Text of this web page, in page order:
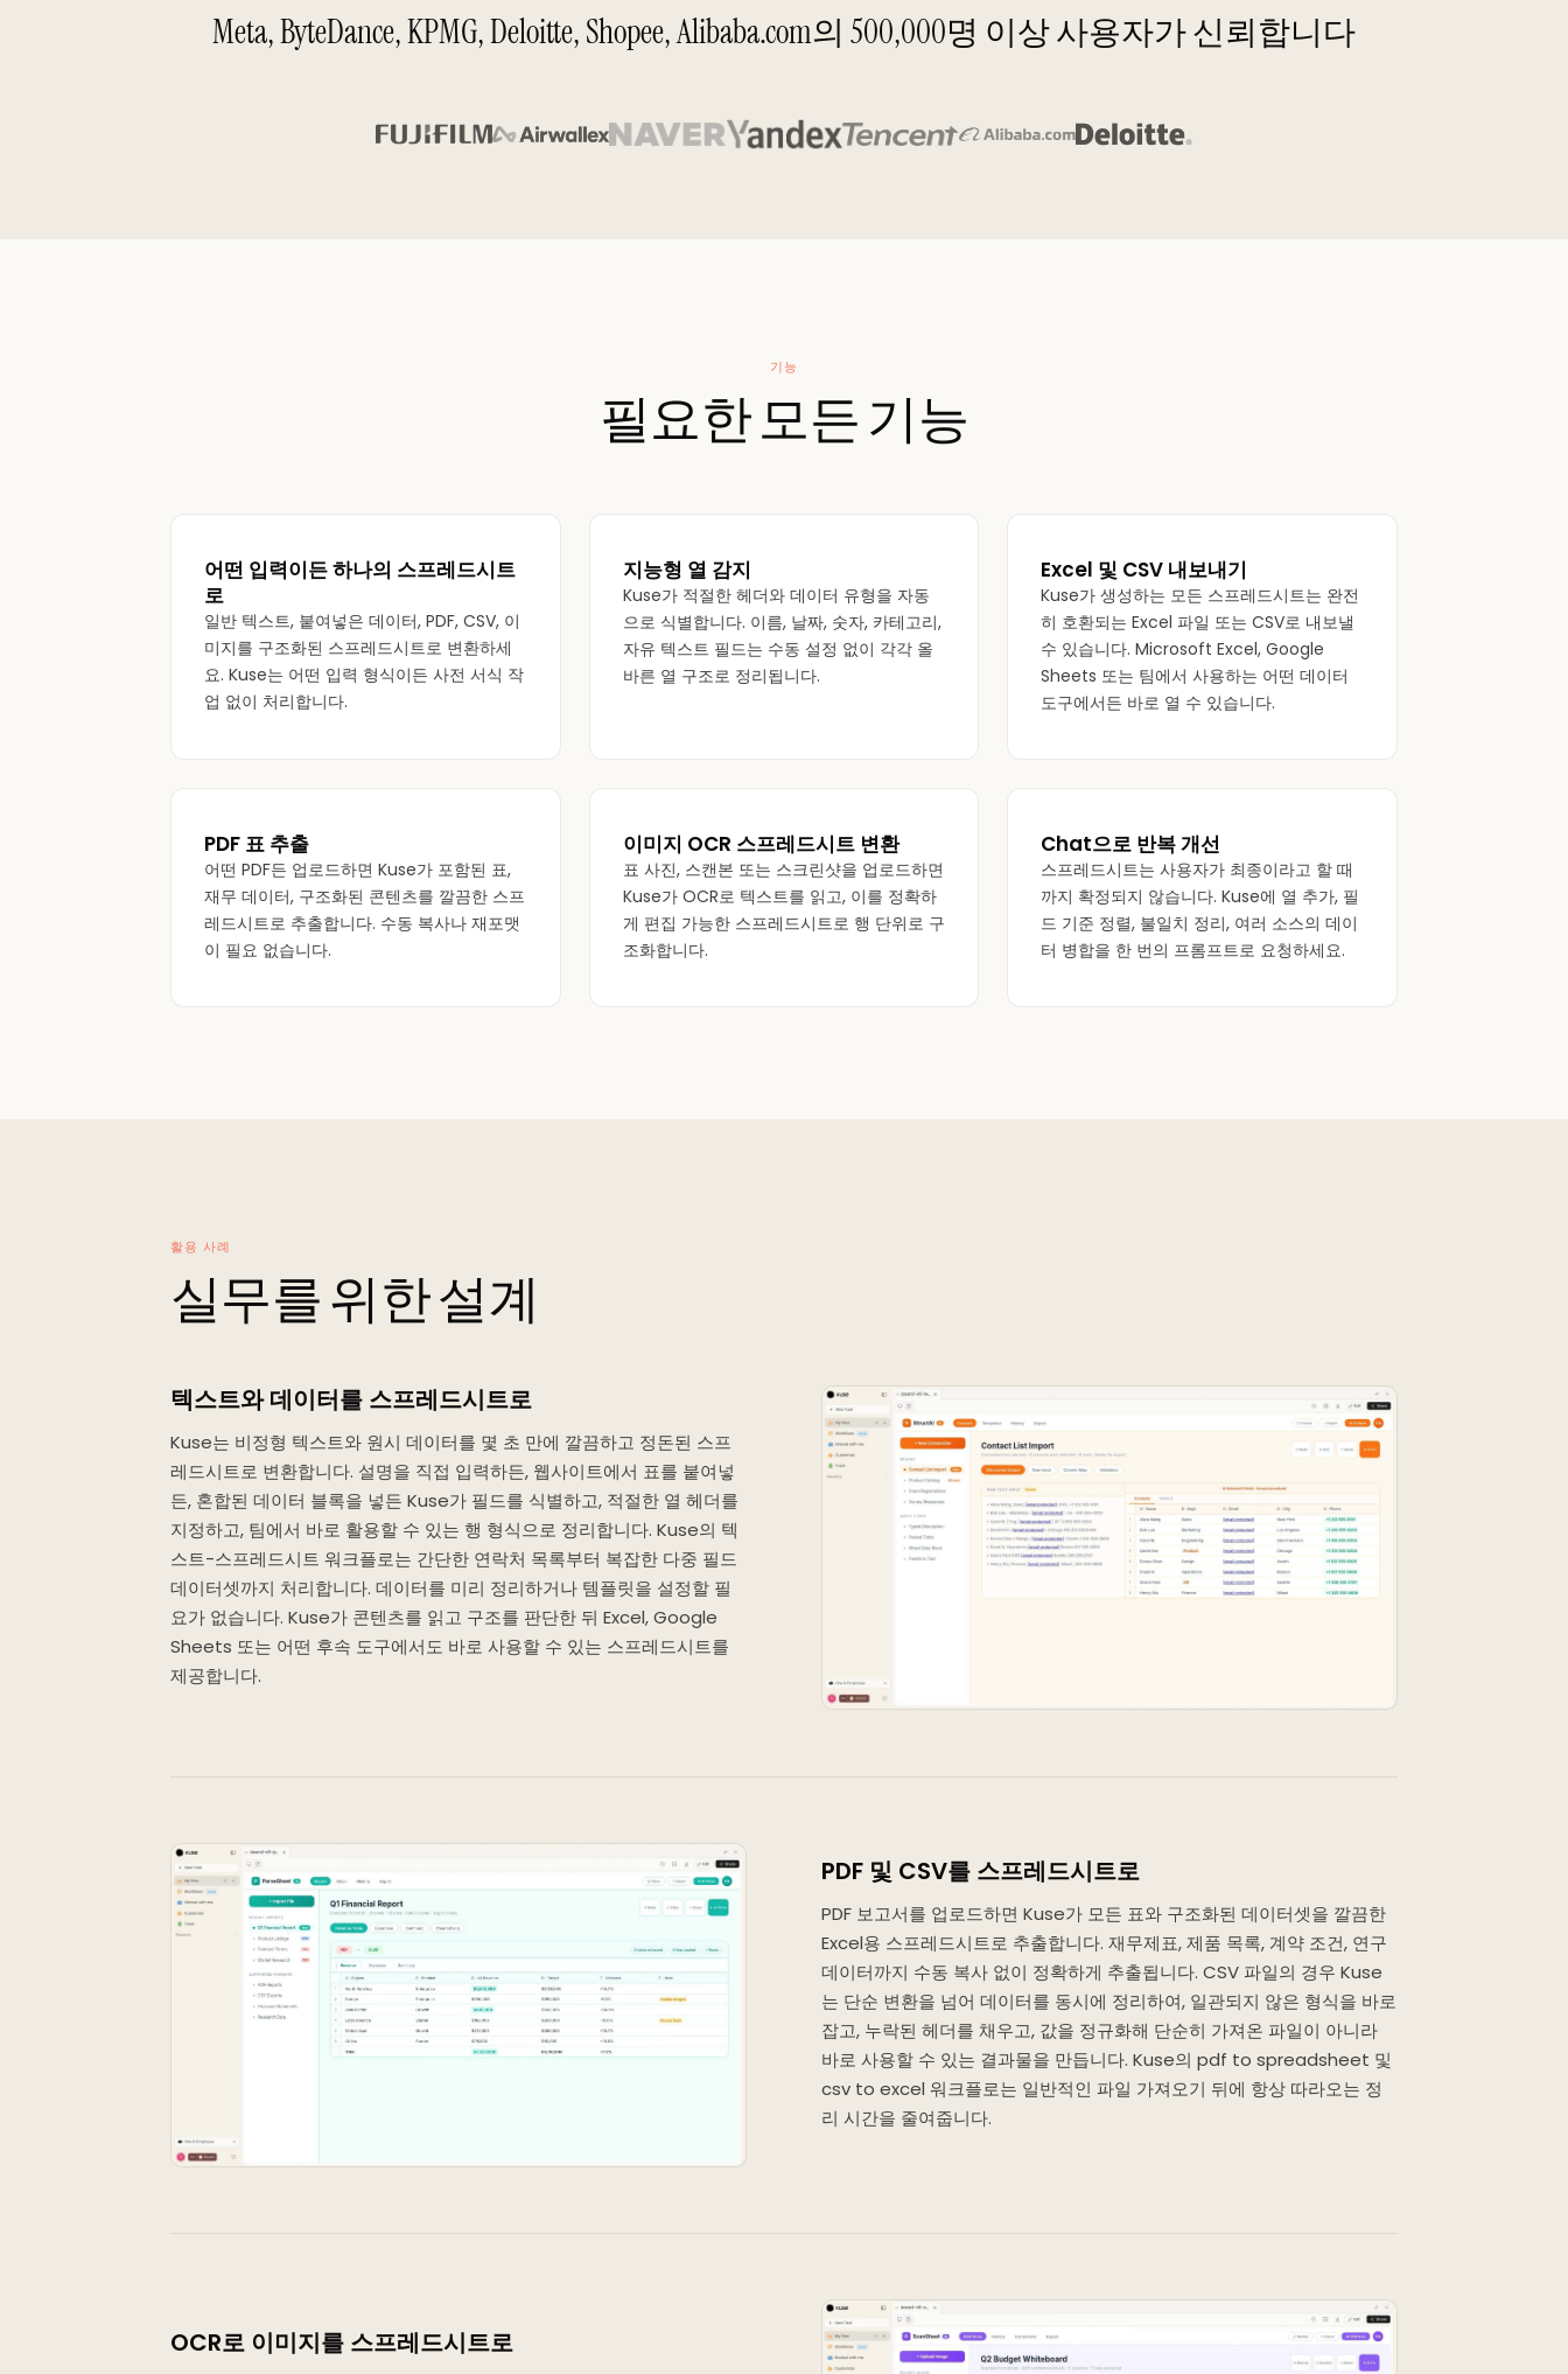
Meta, ByteDance, KPMG, Deloitte, Shopee, Alibaba.com의 500,000명 이상 사용자가 신뢰합니다
기능
필요한 모든 기능
어떤 입력이든 하나의 스프레드시트
로
일반 텍스트, 붙여넣은 데이터, PDF, CSV, 이
미지를 구조화된 스프레드시트로 변환하세
요. Kuse는 어떤 입력 형식이든 사전 서식 작
업 없이 처리합니다.
지능형 열 감지
Kuse가 적절한 헤더와 데이터 유형을 자동
으로 식별합니다. 이름, 날짜, 숫자, 카테고리,
자유 텍스트 필드는 수동 설정 없이 각각 올
바른 열 구조로 정리됩니다.
Excel 및 CSV 내보내기
Kuse가 생성하는 모든 스프레드시트는 완전
히 호환되는 Excel 파일 또는 CSV로 내보낼
수 있습니다. Microsoft Excel, Google
Sheets 또는 팀에서 사용하는 어떤 데이터
도구에서든 바로 열 수 있습니다.
PDF 표 추출
어떤 PDF든 업로드하면 Kuse가 포함된 표,
재무 데이터, 구조화된 콘텐츠를 깔끔한 스프
레드시트로 추출합니다. 수동 복사나 재포맷
이 필요 없습니다.
이미지 OCR 스프레드시트 변환
표 사진, 스캔본 또는 스크린샷을 업로드하면
Kuse가 OCR로 텍스트를 읽고, 이를 정확하
게 편집 가능한 스프레드시트로 행 단위로 구
조화합니다.
Chat으로 반복 개선
스프레드시트는 사용자가 최종이라고 할 때
까지 확정되지 않습니다. Kuse에 열 추가, 필
드 기준 정렬, 불일치 정리, 여러 소스의 데이
터 병합을 한 번의 프롬프트로 요청하세요.
활용 사례
실무를 위한 설계
텍스트와 데이터를 스프레드시트로
Kuse는 비정형 텍스트와 원시 데이터를 몇 초 만에 깔끔하고 정돈된 스프
레드시트로 변환합니다. 설명을 직접 입력하든, 웹사이트에서 표를 붙여넣
든, 혼합된 데이터 블록을 넣든 Kuse가 필드를 식별하고, 적절한 열 헤더를
지정하고, 팀에서 바로 활용할 수 있는 행 형식으로 정리합니다. Kuse의 텍
스트-스프레드시트 워크플로는 간단한 연락처 목록부터 복잡한 다중 필드
데이터셋까지 처리합니다. 데이터를 미리 정리하거나 템플릿을 설정할 필
요가 없습니다. Kuse가 콘텐츠를 읽고 구조를 판단한 뒤 Excel, Google
Sheets 또는 어떤 후속 도구에서도 바로 사용할 수 있는 스프레드시트를
제공합니다.
PDF 및 CSV를 스프레드시트로
PDF 보고서를 업로드하면 Kuse가 모든 표와 구조화된 데이터셋을 깔끔한
Excel용 스프레드시트로 추출합니다. 재무제표, 제품 목록, 계약 조건, 연구
데이터까지 수동 복사 없이 정확하게 추출됩니다. CSV 파일의 경우 Kuse
는 단순 변환을 넘어 데이터를 동시에 정리하여, 일관되지 않은 형식을 바로
잡고, 누락된 헤더를 채우고, 값을 정규화해 단순히 가져온 파일이 아니라
바로 사용할 수 있는 결과물을 만듭니다. Kuse의 pdf to spreadsheet 및
csv to excel 워크플로는 일반적인 파일 가져오기 뒤에 항상 따라오는 정
리 시간을 줄여줍니다.
OCR로 이미지를 스프레드시트로